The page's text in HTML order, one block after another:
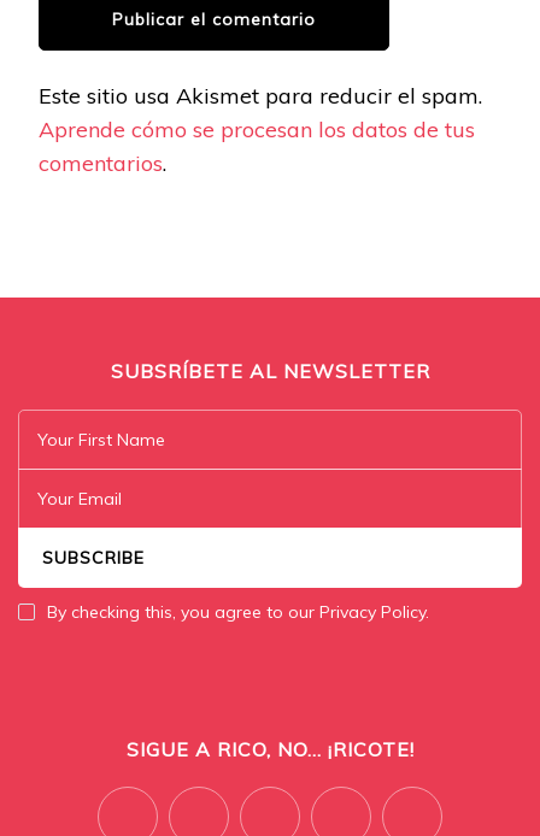
Este sitio usa Akismet para reducir el spam.
Aprende cómo se procesan los datos de tus
comentarios.
SUBSRÍBETE AL NEWSLETTER
By checking this, you agree to our Privacy Policy.
SIGUE A RICO, NO... ¡RICOTE!